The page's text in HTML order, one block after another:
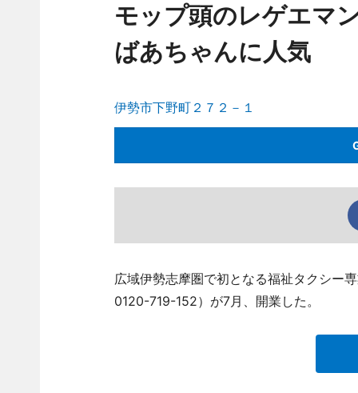
モップ頭のレゲエマ
ばあちゃんに人気
伊勢市下野町２７２－１
広域伊勢志摩圏で初となる福祉タクシー
0120-719-152）が7月、開業した。